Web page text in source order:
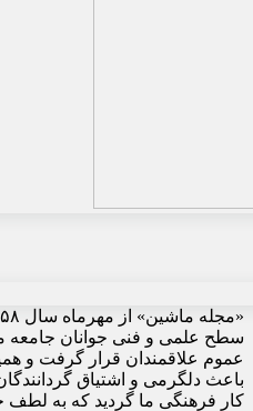
سطح علمی و فنی جوانان جامعه
عموم علاقمندان قرار گرفت و
باعث دلگرمی و اشتیاق
کار فرهنگی ما گردید که به لطف